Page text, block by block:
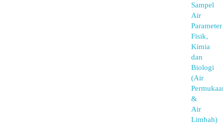
Sampel
Air
Parameter
Fisik,
Kimia
dan
Biologi
(Air
&
Air
Limbah)